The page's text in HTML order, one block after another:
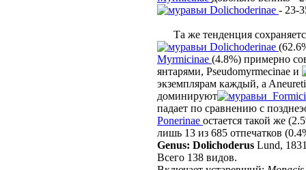
Dolichoderinae - 23-
Та же тенденция
Dolichoderinae
Myrmicinae (4.8%) примерно
янтарями, Pseudomyrmecinae и
экземплярам каждый, a
доминируют
падает по сравнению с
Ponerinae остается такой же
лишь 13 из 685 отпечатков
Genus: Dolichoderus Lund,
Всего 138 видов.